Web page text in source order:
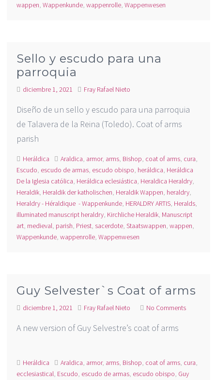
wappen,Wappenkunde,wappenrolle,Wappenwesen
Sello y escudo para una
parroquia
diciembre 1, 2021 Fray Rafael Nieto
Diseño de un sello y escudo para una parroquia
de Talavera de la Reina (Toledo). Coat of arms
parish
Heráldica Araldica, armor, arms, Bishop, coat of arms, cura,
Escudo, escudo de armas, escudo obispo, heráldica, Heráldica
De la Iglesia católica, Heráldica eclesiástica, Heraldica Heraldry,
Heraldik, Heraldik der katholischen, Heraldik Wappen, heraldry,
Heraldry - Héraldique - Wappenkunde, HERALDRY ARTIS, Heralds,
illuminated manuscript heraldry, Kirchliche Heraldik, Manuscript
art, medieval, parish, Priest, sacerdote,Staatswappen,wappen,
Wappenkunde,wappenrolle,Wappenwesen
Guy Selvester`s Coat of arms
diciembre 1, 2021 Fray Rafael Nieto No Comments
A new version of Guy Selvestre’s coat of arms
Heráldica Araldica, armor, arms, Bishop, coat of arms, cura,
ecclesiastical, Escudo, escudo de armas, escudo obispo, Guy